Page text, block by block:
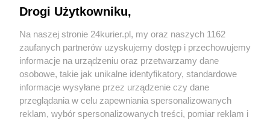
Mimo słonecznej aury - ostrożnie ze spacerami
[GALERIA]
Spacery w słońcu. Niedziela na Jasnych
Błoniach [GALERIA]
POGODA
Drogi Użytkowniku,
Na naszej stronie 24kurier.pl, my oraz naszych 1162
zaufanych partnerów uzyskujemy dostęp i przechowujemy
informacje na urządzeniu oraz przetwarzamy dane
osobowe, takie jak unikalne identyfikatory, standardowe
informacje wysyłane przez urządzenie czy dane
przeglądania w celu zapewniania spersonalizowanych
reklam, wybór spersonalizowanych treści, pomiar reklam i